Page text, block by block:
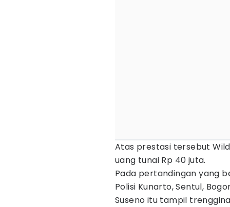
Atas prestasi tersebut
uang tunai Rp 40 juta.
Pada pertandingan yang
Polisi Kunarto, Sentul,
Suseno itu tampil